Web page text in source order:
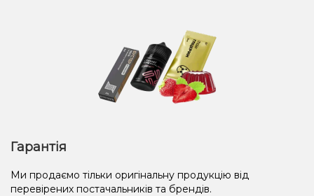
Гарантія
Ми продаємо тільки оригінальну продукцію від
перевірених постачальників та брендів.